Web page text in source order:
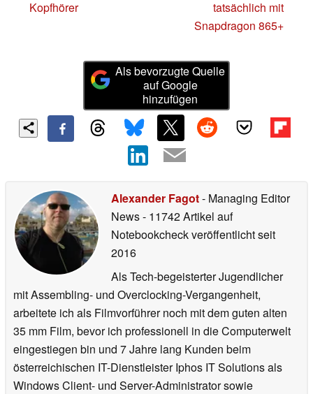
Kopfhörer
tatsächlich mit
Snapdragon 865+
Als bevorzugte Quelle
auf Google
hinzufügen
Alexander Fagot- Managing Editor
News- 11742 Artikel auf
Notebookcheck veröffentlichtseit
2016
Als Tech-begeisterter Jugendlicher
mit Assembling- und Overclocking-Vergangenheit,
arbeitete ich als Filmvorführer noch mit dem guten alten
35 mm Film, bevor ich professionell in die Computerwelt
eingestiegen bin und 7 Jahre lang Kunden beim
österreichischen IT-Dienstleister Iphos IT Solutions als
Windows Client- und Server-Administrator sowie